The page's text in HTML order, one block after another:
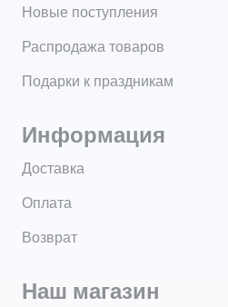
Новые поступления
Распродажа товаров
Подарки к праздникам
Информация
Доставка
Оплата
Возврат
Наш магазин